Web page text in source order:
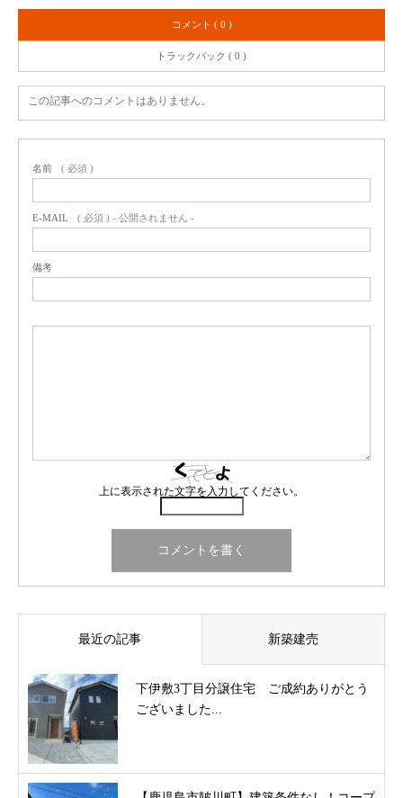
コメント ( 0 )
トラックバック ( 0 )
この記事へのコメントはありません。
名前 ( 必須 )
E-MAIL ( 必須 ) - 公開されません -
備考
上に表示された文字を入力してください。
最近の記事 新築建売
下伊敷3丁目分譲住宅 ご成約ありがとう
ございました...